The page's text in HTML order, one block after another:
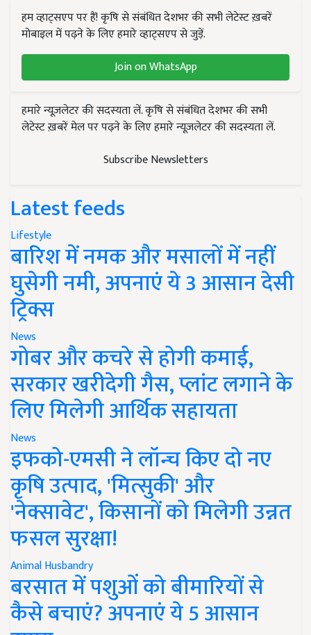
हम व्हाट्सएप पर हैं! कृषि से संबंधित देशभर की सभी लेटेस्ट ख़बरें
मोबाइल में पढ़ने के लिए हमारे व्हाट्सएप से जुड़ें.
Join on WhatsApp
हमारे न्यूज़लेटर की सदस्यता लें. कृषि से संबंधित देशभर की सभी
लेटेस्ट ख़बरें मेल पर पढ़ने के लिए हमारे न्यूज़लेटर की सदस्यता लें.
Subscribe Newsletters
Latest feeds
Lifestyle
बारिश में नमक और मसालों में नहीं
घुसेगी नमी, अपनाएं ये 3 आसान देसी
ट्रिक्स
News
गोबर और कचरे से होगी कमाई,
सरकार खरीदेगी गैस, प्लांट लगाने के
लिए मिलेगी आर्थिक सहायता
News
इफको-एमसी ने लॉन्च किए दो नए
कृषि उत्पाद, 'मित्सुकी' और
'नेक्सावेट', किसानों को मिलेगी उन्नत
फसल सुरक्षा!
Animal Husbandry
बरसात में पशुओं को बीमारियों से
कैसे बचाएं? अपनाएं ये 5 आसान